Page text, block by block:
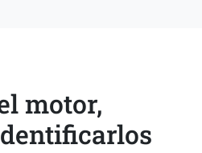
motor,